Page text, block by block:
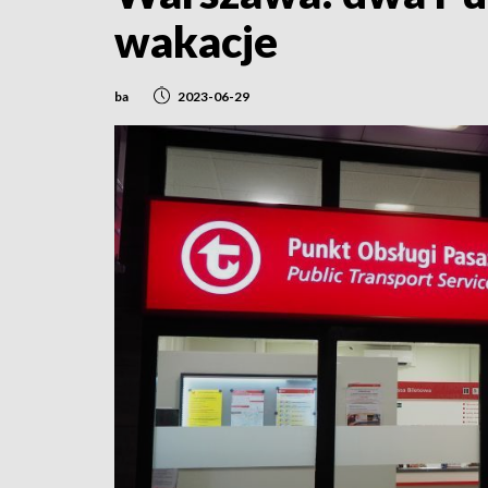
wakacje
ba 2023-06-29